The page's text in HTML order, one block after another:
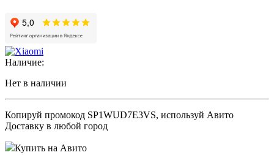
Наличие:
Нет в наличии
Копируй промокод SP1WUD7E3VS, используй Авито
Доставку в любой город
Купить на Авито